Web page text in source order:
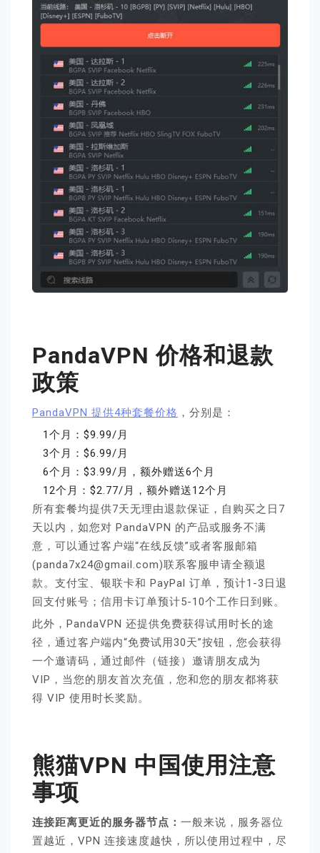
PandaVPN 价格和退款
政策
PandaVPN 提供4种套餐价格 ，分别是：
1个月：$9.99/月
3个月：$6.99/月
6个月：$3.99/月，额外赠送6个月
12个月：$2.77/月，额外赠送12个月
所有套餐均提供7天无理由退款保证，自购买之日7
天以内，如您对 PandaVPN 的产品或服务不满
意，可以通过客户端“在线反馈”或者客服邮箱
(panda7x24@gmail.com)联系客服申请全额退
款。支付宝、银联卡和 PayPal 订单，预计1-3日退
回支付账号；信用卡订单预计5-10个工作日到账。
此外，PandaVPN 还提供免费获得试用时长的途
径，通过客户端内“免费试用30天”按钮，您会获得
一个邀请码，通过邮件（链接）邀请朋友成为
VIP，当您的朋友首次充值，您和您的朋友都将获
得 VIP 使用时长奖励。
熊猫VPN 中国使用注意
事项
连接距离更近的服务器节点： 一般来说，服务器位
置越近，VPN 连接速度越快，所以使用过程中，尽